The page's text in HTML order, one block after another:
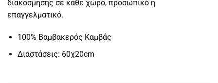
διακόσμησης σε κάθε χώρο, προσωπικό ή
επαγγελματικό.
100% Βαμβακερός Καμβάς
Διαστάσεις: 60χ20cm